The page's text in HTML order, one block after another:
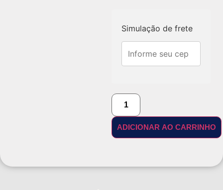
Simulação de frete
ADICIONAR AO CARRINHO